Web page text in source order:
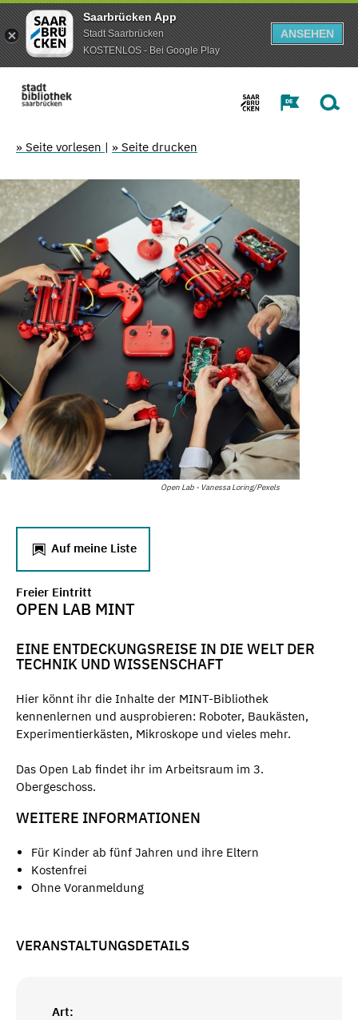
Saarbrücken App
Stadt Saarbrücken
KOSTENLOS - Bei Google Play
ANSEHEN
» Seite vorlesen | » Seite drucken
Open Lab - Vanessa Loring/Pexels
Auf meine Liste
Freier Eintritt
OPEN LAB MINT
EINE ENTDECKUNGSREISE IN DIE WELT DER
TECHNIK UND WISSENSCHAFT
Hier könnt ihr die Inhalte der MINT-Bibliothek
kennenlernen und ausprobieren: Roboter, Baukästen,
Experimentierkästen, Mikroskope und vieles mehr.
Das Open Lab findet ihr im Arbeitsraum im 3.
Obergeschoss.
WEITERE INFORMATIONEN
Für Kinder ab fünf Jahren und ihre Eltern
Kostenfrei
Ohne Voranmeldung
VERANSTALTUNGSDETAILS
Art: